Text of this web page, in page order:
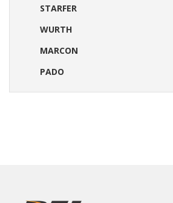
STARFER
WURTH
MARCON
PADO